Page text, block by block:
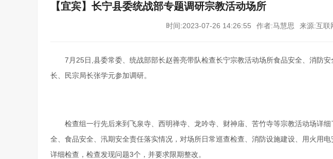
【宜宾】长宁县委统战部专题调研宗教活动场所
时间:2023-07-26 14:26:55 作者:马慧思 来源:互联
7月25日,县委常委、统战部部长赵善亮带队检查长宁宗教活动场所食品安全、消防
长、民宗局长张学元参加调研。
检查组一行先后来到飞泉寺、西明禅寺、龙吟寺、财神庙、苦竹寺等宗教活动场详
全、食品安全、汛期安全责任落实情况，对场所日常巡查检查、消防设施建设、用火用
详细检查，检查发现问题3个，并要求限期整改。